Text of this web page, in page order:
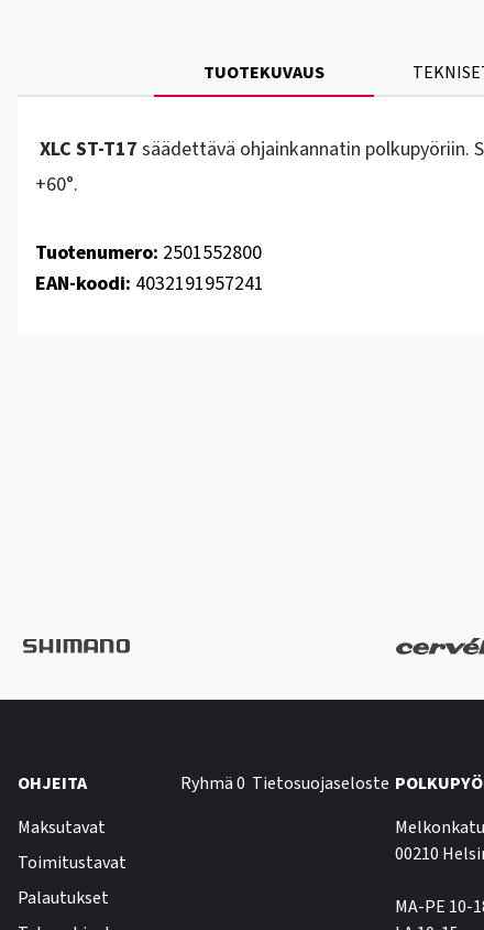
TUOTEKUVAUS
XLC ST-T17 säädettävä ohjainkannatin polkupyöriin.
+60°.
Tuotenumero: 2501552800
EAN-koodi: 4032191957241
OHJEITA
Maksutavat
Toimitustavat
Palautukset
Ryhmä 0 Tietosuojaseloste
00210
MA-PE 10-